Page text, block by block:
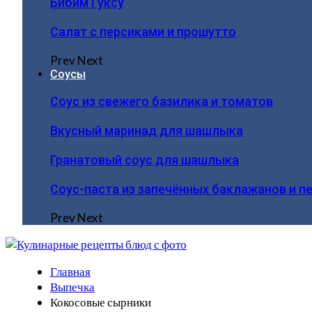
Салат с персиками и прошутто
PrevNext
Соусы
Соус из свежего базилика и томатов
Вкусный маринад для шашлыка
Гранатовый соус для шашлыка
Соус-паста из запечённых баклажанов и
PrevNext
Главная
Выпечка
Кокосовые сырники